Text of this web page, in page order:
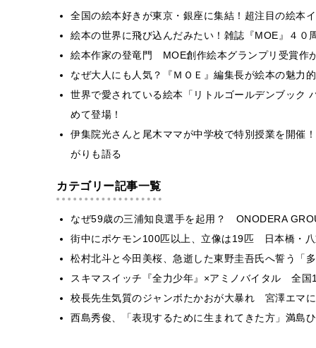
全国の絵本好きが東京・銀座に集結！超注目の絵本
絵本の世界に飛び込んだみたい！雑誌『MOE』４０
絵本作家の登竜門 MOE創作絵本グランプリ受賞作
なぜ大人にも人気？『ＭＯＥ』編集長が絵本の魅力
世界で愛されている絵本「リトルゴールデンブック
めて登場！
伊集院光さんと尾木ママが中学校で特別授業を開催
がりも語る
カテゴリー記事一覧
なぜ59歳の三浦知良選手を起用？ ONODERA
街中にポケモン100匹以上、立像は19匹 日本橋・
松村北斗と今田美桜、急逝した東野圭吾氏へ誓う「
スキマスイッチ『全力少年』×アミノバイタル 全国
校長先生気質のジャンボたかおが大暴れ 宮澤エマ
西島秀俊、「表現するために生まれてきた方」満島